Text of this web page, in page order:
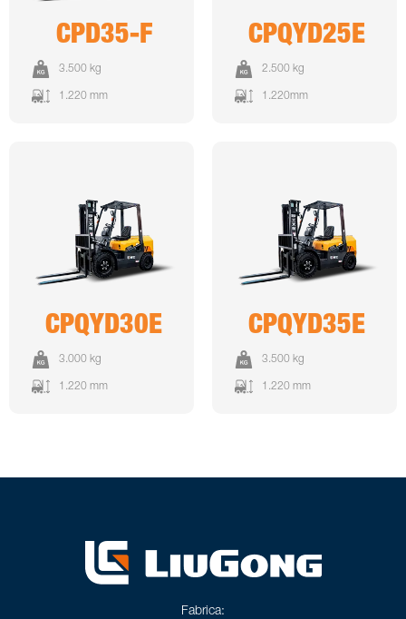
CPD35-F
3.500 kg
1.220 mm
CPQYD25E
2.500 kg
1.220mm
CPQYD30E
3.000 kg
1.220 mm
CPQYD35E
3.500 kg
1.220 mm
Fabrica: